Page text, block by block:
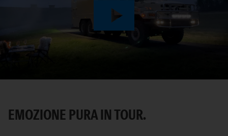
Play
Video
EMOZIONE PURA IN TOUR.